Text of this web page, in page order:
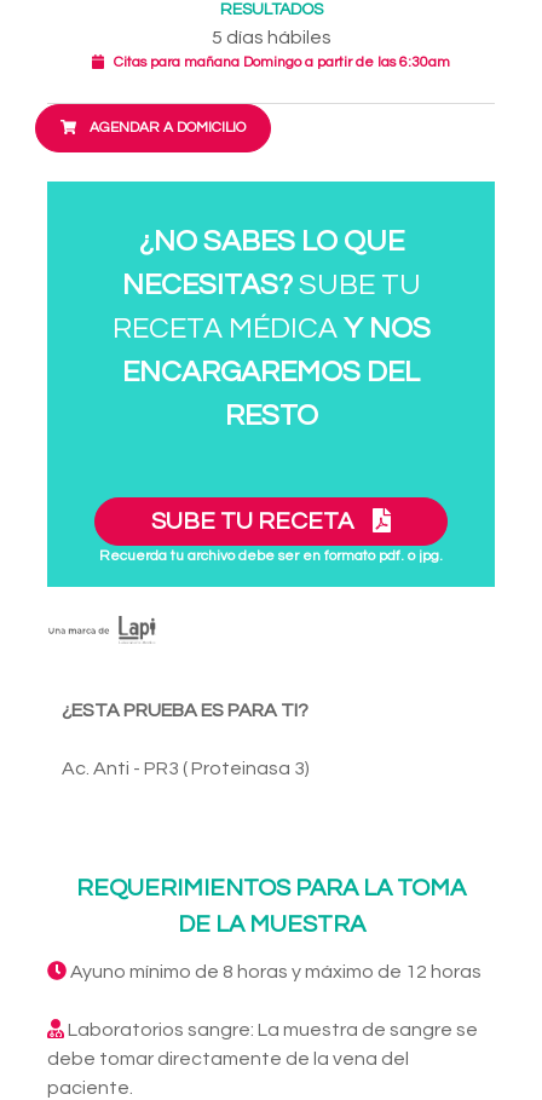
RESULTADOS
5 días hábiles
Citas para mañana Domingo a partir de las 6:30am
AGENDAR A DOMICILIO
¿NO SABES LO QUE
NECESITAS?SUBE TU
RECETA MÉDICA Y NOS
ENCARGAREMOS DEL
RESTO
SUBE TU RECETA
Recuerda tu archivo debe ser en formato pdf. o jpg.
¿ESTA PRUEBA ES PARA TI?
Ac. Anti - PR3 ( Proteinasa 3)
REQUERIMIENTOS PARA LA TOMA
DE LA MUESTRA
Ayuno mínimo de 8 horas y máximo de 12 horas
Laboratorios sangre: La muestra de sangre se
debe tomar directamente de la vena del
paciente.